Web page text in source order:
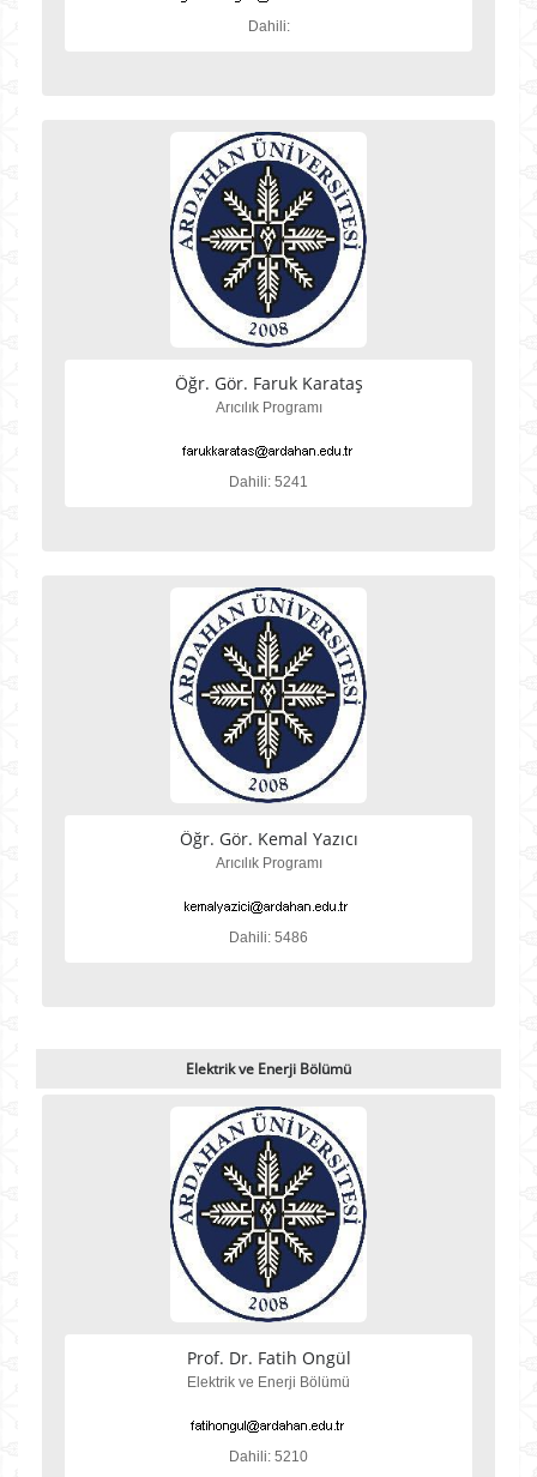
Dahili:
Öğr. Gör. Faruk Karataş
Arıcılık Programı
Dahili: 5241
Öğr. Gör. Kemal Yazıcı
Arıcılık Programı
Dahili: 5486
Elektrik ve Enerji Bölümü
Prof. Dr. Fatih Ongül
Elektrik ve Enerji Bölümü
Dahili: 5210